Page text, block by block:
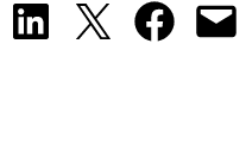
Share on LinkedIn
Share on X Share on Facebook
Email this Page